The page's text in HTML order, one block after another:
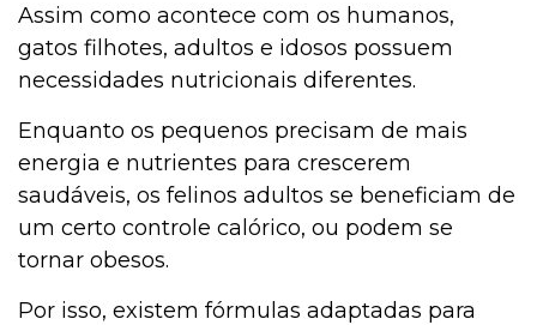
Assim como acontece com os humanos,
gatos filhotes, adultos e idosos possuem
necessidades nutricionais diferentes.
Enquanto os pequenos precisam de mais
energia e nutrientes para crescerem
saudáveis, os felinos adultos se beneficiam de
um certo controle calórico, ou podem se
tornar obesos.
Por isso, existem fórmulas adaptadas para